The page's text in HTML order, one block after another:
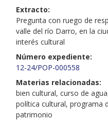
Extracto:
Pregunta con ruego de
valle del río Darro, en la
interés cultural
Número expediente:
12-24/POP-000558
Materias relacionadas:
bien cultural, curso de
política cultural, programa
patrimonio